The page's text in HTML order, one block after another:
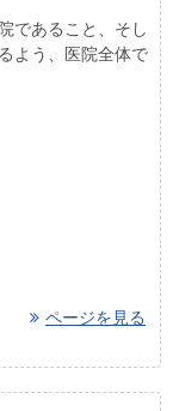
であること、そし
よう、医院全体で
ページを見る